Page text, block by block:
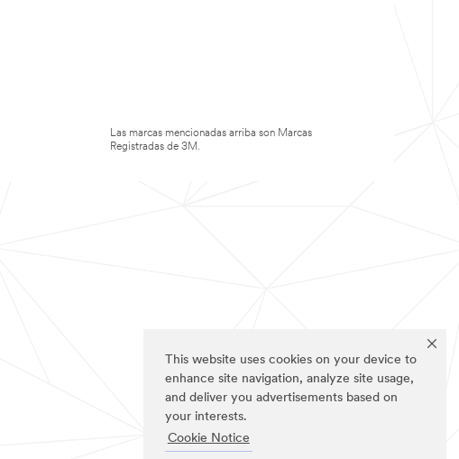
This website uses cookies on your device to
enhance site navigation, analyze site usage,
and deliver you advertisements based on
your interests.
Cookie Notice
Las marcas mencionadas arriba son Marcas
Registradas de 3M.